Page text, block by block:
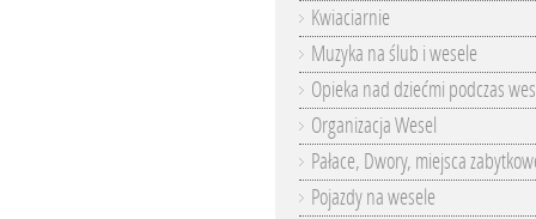
Kwiaciarnie
Muzyka na ślub i wesele
Opieka nad dziećmi podczas
Organizacja Wesel
Pałace, Dwory, miejsca
Pojazdy na wesele